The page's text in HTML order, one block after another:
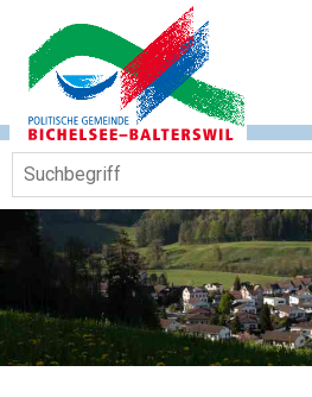
Navigieren in
Schnellnavigation
Mobile Hauptnavigation
Suchbegriff